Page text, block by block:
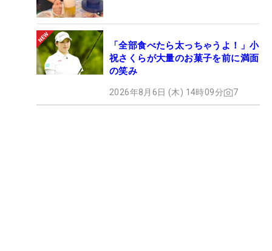
「全部食べたら太っちゃうよ！」小
祝さくらが大量のお菓子を前に満面
の笑み
2026年8月6日 (木) 14時09分 7